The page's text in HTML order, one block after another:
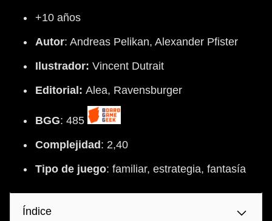
+10 años
Autor: Andreas Pelikan, Alexander Pfister
Ilustrador: Vincent Dutrait
Editorial: Alea, Ravensburger
BGG: 485
Complejidad : 2,40
Tipo de juego: familiar, estrategia, fantasía
Índice